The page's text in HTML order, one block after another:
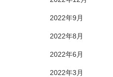
2022年9月
2022年8月
2022年6月
2022年3月